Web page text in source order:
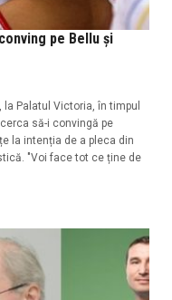
pe Bellu și
Palatul Victoria, în timpul
să-i convingă pe
la intenția de a pleca din
"Voi face tot ce ține de